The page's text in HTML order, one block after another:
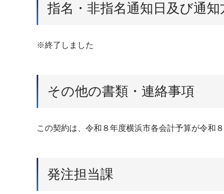
指名・非指名通知日及び通知
※終了しました
その他の書類・連絡事項
この契約は、令和８年度横浜市各会計予算が令和
発注担当課